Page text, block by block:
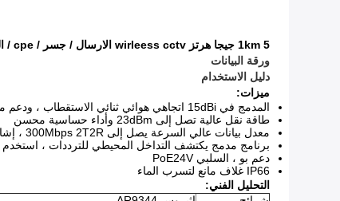
1km 5 جيجا هرتز wirleess cctv الارسال / جسر / cpe / الروابط
ورقة البيانات
دليل الاستخدام
ميزات:
المدمج في 15dBi اتجاهي هوائي ثنائي الاستقطاب ، ودعم معايرة إشارة الهوائي
طاقة نقل عالية تصل إلى 23dBm وأداء حساسية محسن
معدل بيانات عالي السرعة يصل إلى 300Mbps 2T2R ، إشارة الإرسال قوية ومستقرة
برنامج مدمج يكتشف التداخل المحيطي للترددات ، استخدم
دعم بو ، السلبي PoE24V
IP66 غلاف مانع لتسرب الماء
التحليل الفني: